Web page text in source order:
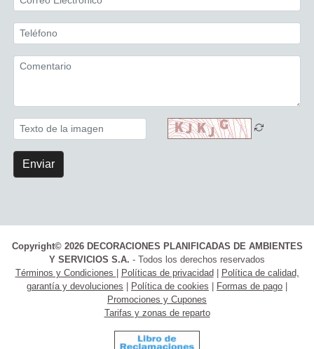
Enviar
Copyright© 2026 DECORACIONES PLANIFICADAS DE AMBIENTES
Y SERVICIOS S.A. - Todos los derechos reservados
Términos y Condiciones
Políticas de privacidad
Política de calidad,
garantía y devoluciones
Política de cookies Formas de pago
Promociones y Cupones
Tarifas y zonas de reparto